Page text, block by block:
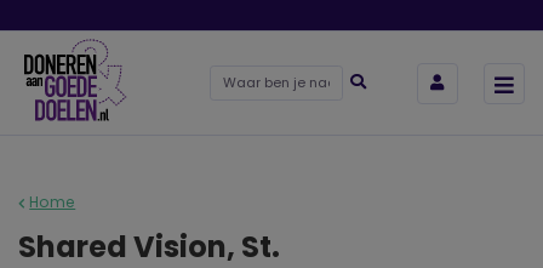
Home
Shared Vision, St.